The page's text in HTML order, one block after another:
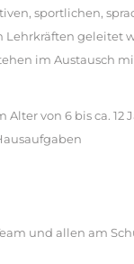
sportlichen,
geleitet
im Austausch
von 6 bis ca. 12
und allen am